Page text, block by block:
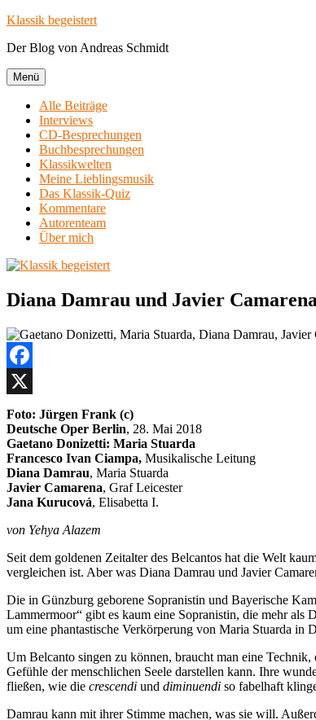
Zum
springen
Klassik begeistert
Der Blog von Andreas Schmidt
Menü
Alle Beiträge
Interviews
CD-Besprechungen
Buchbesprechungen
Klassikwelten
Meine Lieblingsmusik
Das Klassik-Quiz
Kommentare
Autorenteam
Über mich
Diana Damrau und Javier
Facebook
X
Foto: Jürgen Frank (c)
Deutsche Oper Berlin, 28. Mai 2018
Gaetano Donizetti: Maria Stuarda
Francesco Ivan Ciampa, Musikalische Leitung
Diana Damrau, Maria Stuarda
Javier Camarena, Graf Leicester
Jana Kurucová, Elisabetta I.
von Yehya Alazem
Seit dem goldenen Zeitalter des Belcantos hat die Welt
vergleichen ist. Aber was Diana Damrau und Javier
Die in Günzburg geborene Sopranistin und Bayerische
Lammermoor“ gibt es kaum eine Sopranistin, die mehr
um eine phantastische Verkörperung von Maria Stuarda in
Um Belcanto singen zu können, braucht man eine
Gefühle der menschlichen Seele darstellen kann. Ihre
fließen, wie die crescendi und diminuendi so fabelhaft
Damrau kann mit ihrer Stimme machen, was sie will.